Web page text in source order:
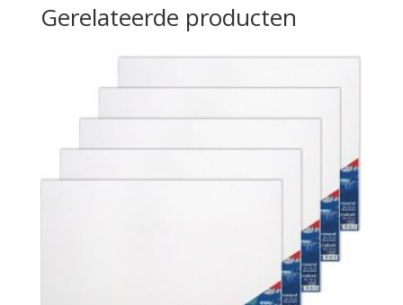
Gerelateerde producten